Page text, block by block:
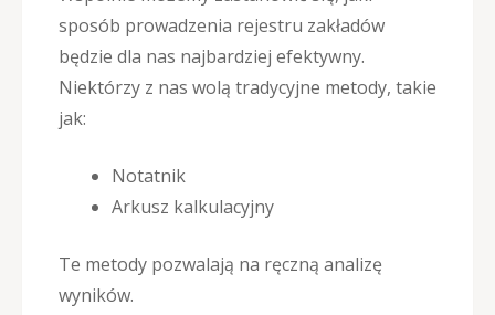
sposób prowadzenia rejestru zakładów
będzie dla nas najbardziej efektywny.
Niektórzy z nas wolą tradycyjne metody, takie
jak:
Notatnik
Arkusz kalkulacyjny
Te metody pozwalają na ręczną analizę
wyników.